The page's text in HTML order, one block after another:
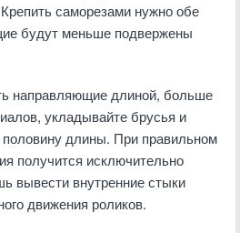
саморезами нужно обе
будут меньше подвержены
направляющие длиной, больше
укладывайте брусья и
половину длины. При правильном
получится исключительно
вывести внутренние стыки
движения роликов.